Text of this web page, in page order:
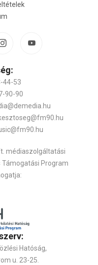
44-53
90-90
médiaszolgáltatási
Program
Hatóság,
u. 23-25.